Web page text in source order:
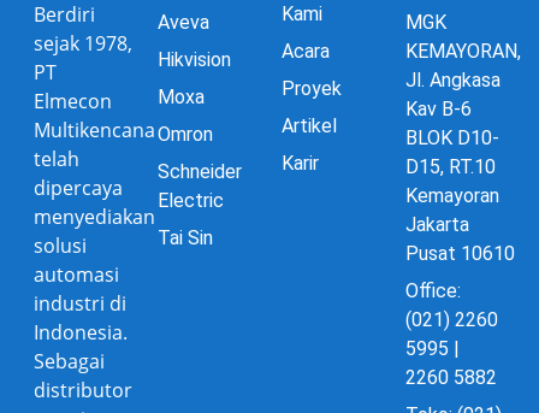
Berdiri
sejak 1978,
PT
Elmecon
Multikencana
telah
dipercaya
menyediakan
solusi
automasi
industri di
Indonesia.
Sebagai
distributor
Aveva
Hikvision
Moxa
Omron
Schneider
Electric
Tai Sin
Kami
Acara
Proyek
Artikel
Karir
MGK
KEMAYORAN,
Jl. Angkasa
Kav B-6
BLOK D10-
D15, RT.10
Kemayoran
Jakarta
Pusat 10610
Office:
(021) 2260
5995 |
2260 5882